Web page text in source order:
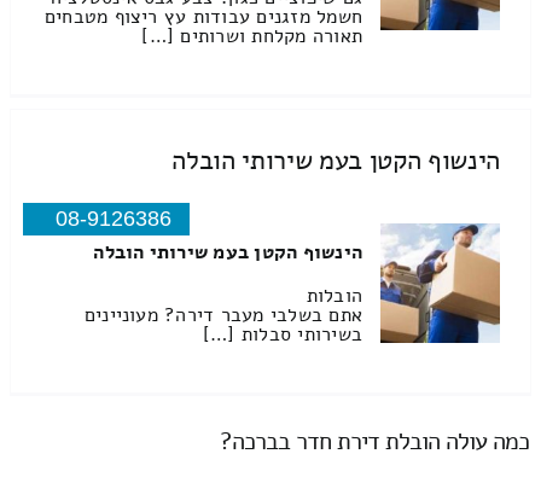
חשמל מזגנים עבודות עץ ריצוף מטבחים
תאורה מקלחת ושרותים […]
הינשוף הקטן בעמ שירותי הובלה
08-9126386
הינשוף הקטן בעמ שירותי הובלה
הובלות
אתם בשלבי מעבר דירה? מעוניינים
בשירותי סבלות […]
כמה עולה הובלת דירת חדר בברכה?